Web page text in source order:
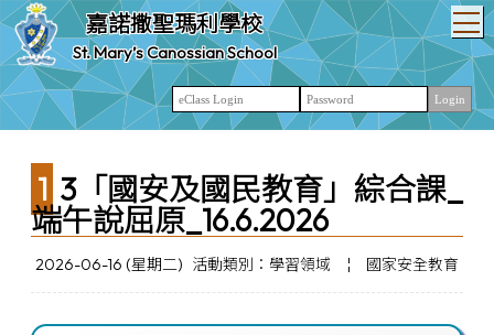
嘉諾撒聖瑪利學校
St. Mary’s Canossian School
13「國安及國民教育」綜合課_
端午說屈原_16.6.2026
2026-06-16 (星期二) 活動類別：學習領域 ¦ 國家安全教育